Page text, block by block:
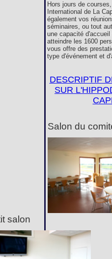
Hors jours de
International de La
également vos
séminaires, ou tout
une capacité
atteindre les 1600
vous offre des
type d'événement et
DESCRIPTIF
SUR
Salon du
salon